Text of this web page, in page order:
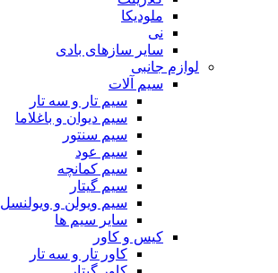
ملودیکا
نی
سایر سازهای بادی
لوازم جانبی
سیم آلات
سیم تار و سه تار
سیم دیوان و باغلاما
سیم سنتور
سیم عود
سیم کمانچه
سیم گیتار
سیم ویولن و ویولنسل
سایر سیم ها
کیس و کاور
کاور تار و سه تار